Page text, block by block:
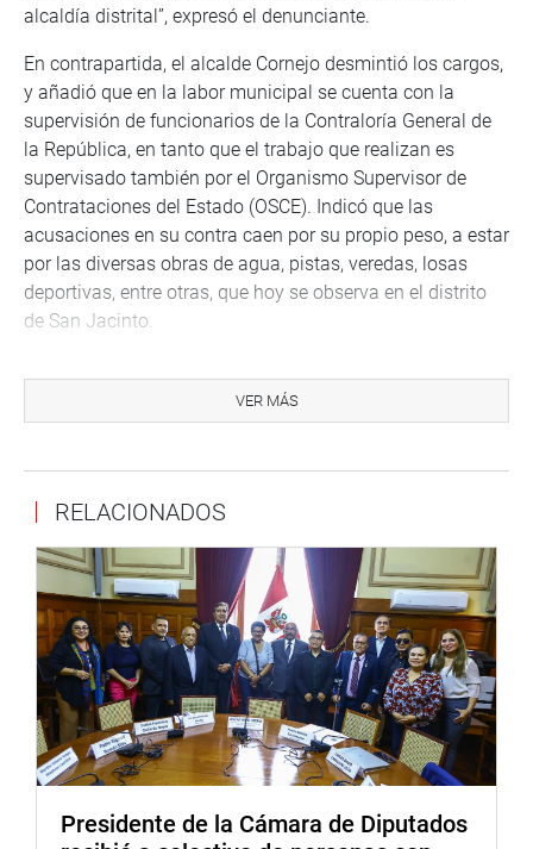
alcaldía distrital”, expresó el denunciante.
En contrapartida, el alcalde Cornejo desmintió los cargos,
y añadió que en la labor municipal se cuenta con la
supervisión de funcionarios de la Contraloría General de
la República, en tanto que el trabajo que realizan es
supervisado también por el Organismo Supervisor de
Contrataciones del Estado (OSCE). Indicó que las
acusaciones en su contra caen por su propio peso, a estar
por las diversas obras de agua, pistas, veredas, losas
deportivas, entre otras, que hoy se observa en el distrito
de San Jacinto.
dijo que él también reside en San Jacinto y podía afirmar
que no todo el distrito está asfaltado y las veredas
A pedido del legislador Carlos Domínguez Herrera (FP) se
acordó enviar la documentación recogida hasta ahora al
Ministerio Público y a la Contraloría General de la
República. Asimismo, se les solicitará que intervengan en
el caso ya que los descargos del burgomaestre no
resultaban claros y precisos.
La decisión fue adoptada por unanimidad, también con
los votos de los parlamentarios Marco Miyashiro Arashiro
(FP) y Ana Choquehuanca de Villanueva (PPK). Todos
ellos formularon preguntas precisas tanto al denunciante
VER MÁS
RELACIONADOS
Presidente de la Cámara de Diputados